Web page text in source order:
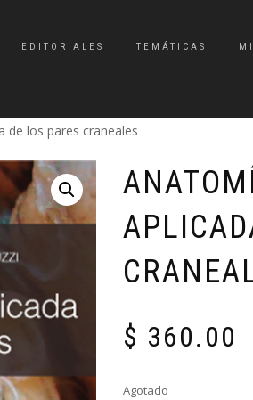
EDITORIALES TEMÁTICAS
de los pares craneales
$ 360.00
Agotado